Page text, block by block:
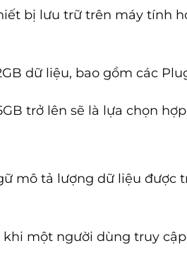
bị lưu trữ trên máy tính
dữ liệu, bao gồm các
trở lên sẽ là lựa chọn
mô tả lượng dữ liệu được
một người dùng truy